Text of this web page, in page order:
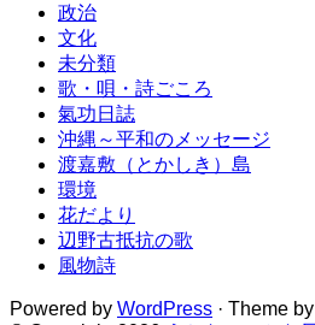
政治
文化
未分類
歌・唄・詩ごころ
氣功日誌
沖縄～平和のメッセージ
渡嘉敷（とかしき）島
環境
花だより
辺野古抵抗の歌
風物詩
Powered by WordPress · Theme by